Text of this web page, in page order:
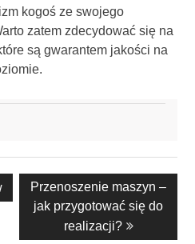
kogoś ze swojego
zatem zdecydować się na
są gwarantem jakości na
Next
post:
Przenoszenie maszyn –
jak przygotować się do
realizacji?